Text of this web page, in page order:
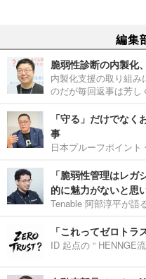
編集
脆弱性診断の内製化
内製化支援の取り組み
のだが毎回返事は芳し
「守る」だけでな
事
日本プルーフポイン
「脆弱性管理はレ
的に魅力がないと思
Tenable 阿部淳平が語
「これってゼロト
ID 起点の “ HENNGE